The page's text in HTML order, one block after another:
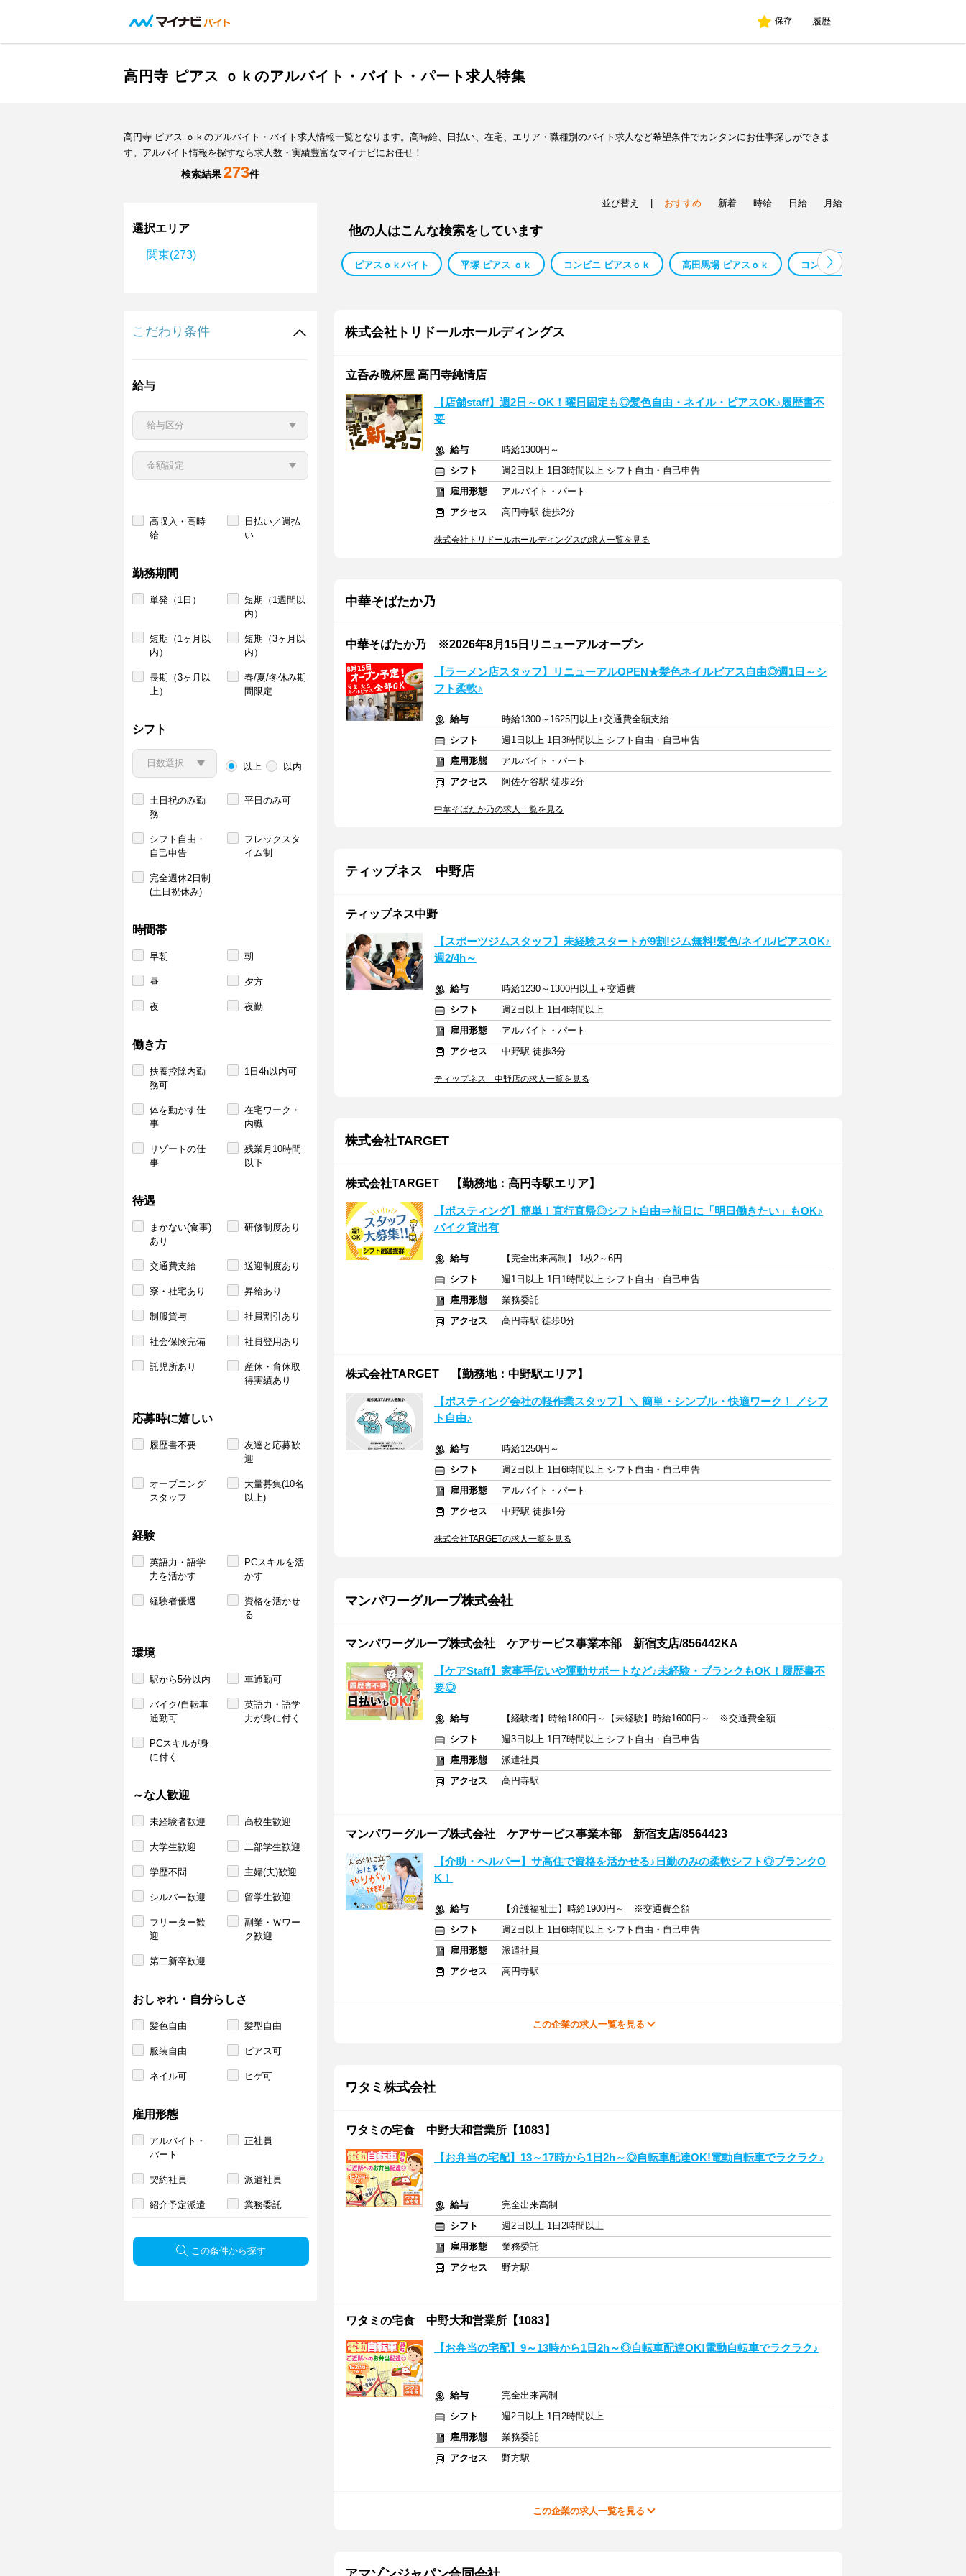
保存 履歴
高円寺 ピアス ｏｋのアルバイト・バイト・パート求人特集
高円寺 ピアス ｏｋのアルバイト・バイト求人情報一覧となります。高時給、日払い、在宅、エリア・職種別のバイト求人など希望条件でカンタンにお仕事探しができま
す。アルバイト情報を探すなら求人数・実績豊富なマイナビにお任せ！
検索結果273件
選択エリア
関東(273)
こだわり条件
給与
高収入・高時
給
日払い／週払
い
勤務期間
単発（1日）
短期（1週間以
内）
短期（1ヶ月以
内）
短期（3ヶ月以
内）
長期（3ヶ月以
上）
春/夏/冬休み期
間限定
シフト
以上 以内
土日祝のみ勤
務
平日のみ可
シフト自由・
自己申告
フレックスタ
イム制
完全週休2日制
(土日祝休み)
時間帯
早朝 朝
昼 夕方
夜 夜勤
働き方
扶養控除内勤
務可
1日4h以内可
体を動かす仕
事
在宅ワーク・
内職
リゾートの仕
事
残業月10時間
以下
待遇
まかない(食事)
あり
研修制度あり
交通費支給 送迎制度あり
寮・社宅あり 昇給あり
制服貸与 社員割引あり
社会保険完備 社員登用あり
託児所あり
産休・育休取
得実績あり
応募時に嬉しい
履歴書不要
友達と応募歓
迎
オープニング
スタッフ
大量募集(10名
以上)
経験
英語力・語学
力を活かす
PCスキルを活
かす
経験者優遇
資格を活かせ
る
環境
駅から5分以内 車通勤可
バイク/自転車
通勤可
英語力・語学
力が身に付く
PCスキルが身
に付く
～な人歓迎
未経験者歓迎 高校生歓迎
大学生歓迎 二部学生歓迎
学歴不問 主婦(夫)歓迎
シルバー歓迎 留学生歓迎
フリーター歓
迎
副業・Ｗワー
ク歓迎
第二新卒歓迎
おしゃれ・自分らしさ
髪色自由 髪型自由
服装自由 ピアス可
ネイル可 ヒゲ可
雇用形態
アルバイト・
パート
正社員
契約社員 派遣社員
紹介予定派遣 業務委託
この条件から探す
並び替え おすすめ 新着 時給 日給 月給
他の人はこんな検索をしています
ピアスｏｋバイト 平塚 ピアス ｏｋ コンビニ ピアスｏｋ 高田馬場 ピアスｏｋ コンビニ ピアス ｏｋ
株式会社トリドールホールディングス
立呑み晩杯屋 高円寺純情店
【店舗staff】週2日～OK！曜日固定も◎髪色自由・ネイル・ピアスOK♪履歴書不
要
給与
時給1300円～
シフト
週2日以上 1日3時間以上 シフト自由・自己申告
雇用形態
アルバイト・パート
アクセス
高円寺駅 徒歩2分
株式会社トリドールホールディングスの求人一覧を見る
中華そばたか乃
中華そばたか乃 ※2026年8月15日リニューアルオープン
【ラーメン店スタッフ】リニューアルOPEN★髪色ネイルピアス自由◎週1日～シ
フト柔軟♪
給与
時給1300～1625円以上+交通費全額支給
シフト
週1日以上 1日3時間以上 シフト自由・自己申告
雇用形態
アルバイト・パート
アクセス
阿佐ケ谷駅 徒歩2分
中華そばたか乃の求人一覧を見る
ティップネス 中野店
ティップネス中野
【スポーツジムスタッフ】未経験スタートが9割!ジム無料!髪色/ネイル/ピアスOK♪
週2/4h～
給与
時給1230～1300円以上＋交通費
シフト
週2日以上 1日4時間以上
雇用形態
アルバイト・パート
アクセス
中野駅 徒歩3分
ティップネス 中野店の求人一覧を見る
株式会社TARGET
株式会社TARGET 【勤務地：高円寺駅エリア】
【ポスティング】簡単！直行直帰◎シフト自由⇒前日に「明日働きたい」もOK♪
バイク貸出有
給与
【完全出来高制】 1枚2～6円
シフト
週1日以上 1日1時間以上 シフト自由・自己申告
雇用形態
業務委託
アクセス
高円寺駅 徒歩0分
株式会社TARGET 【勤務地：中野駅エリア】
【ポスティング会社の軽作業スタッフ】＼ 簡単・シンプル・快適ワーク！ ／シフ
ト自由♪
給与
時給1250円～
シフト
週2日以上 1日6時間以上 シフト自由・自己申告
雇用形態
アルバイト・パート
アクセス
中野駅 徒歩1分
株式会社TARGETの求人一覧を見る
マンパワーグループ株式会社
マンパワーグループ株式会社 ケアサービス事業本部 新宿支店/856442KA
【ケアStaff】家事手伝いや運動サポートなど♪未経験・ブランクもOK！履歴書不
要◎
給与
【経験者】時給1800円～【未経験】時給1600円～ ※交通費全額
シフト
週3日以上 1日7時間以上 シフト自由・自己申告
雇用形態
派遣社員
アクセス
高円寺駅
マンパワーグループ株式会社 ケアサービス事業本部 新宿支店/8564423
【介助・ヘルパー】サ高住で資格を活かせる♪日勤のみの柔軟シフト◎ブランクO
K！
給与
【介護福祉士】時給1900円～ ※交通費全額
シフト
週2日以上 1日6時間以上 シフト自由・自己申告
雇用形態
派遣社員
アクセス
高円寺駅
この企業の求人一覧を見る
ワタミ株式会社
ワタミの宅食 中野大和営業所【1083】
【お弁当の宅配】13～17時から1日2h～◎自転車配達OK!電動自転車でラクラク♪
給与
完全出来高制
シフト
週2日以上 1日2時間以上
雇用形態
業務委託
アクセス
野方駅
ワタミの宅食 中野大和営業所【1083】
【お弁当の宅配】9～13時から1日2h～◎自転車配達OK!電動自転車でラクラク♪
給与
完全出来高制
シフト
週2日以上 1日2時間以上
雇用形態
業務委託
アクセス
野方駅
この企業の求人一覧を見る